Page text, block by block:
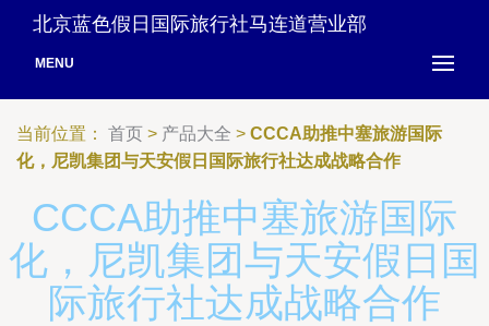
北京蓝色假日国际旅行社马连道营业部
MENU
当前位置： 首页 > 产品大全 > CCCA助推中塞旅游国际
化，尼凯集团与天安假日国际旅行社达成战略合作
CCCA助推中塞旅游国际
化，尼凯集团与天安假日国
际旅行社达成战略合作